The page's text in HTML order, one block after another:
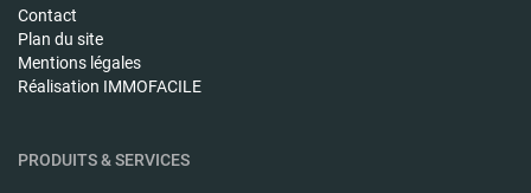
Contact
Plan du site
Mentions légales
Réalisation IMMOFACILE
PRODUITS & SERVICES